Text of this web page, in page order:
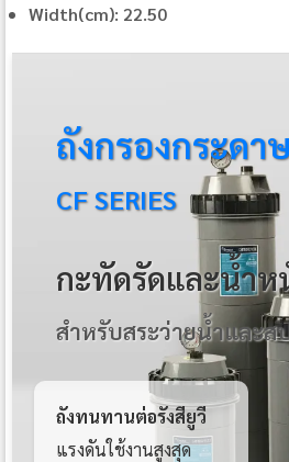
Width(cm): 22.50
ถังกรองกระดา
CF SERIES
กะทัดรัดและน้ำห
สำหรับสระว่ายน้ำและ
ถังทนทานต่อรังสียูวี
แรงดันใช้งานสูงสุด